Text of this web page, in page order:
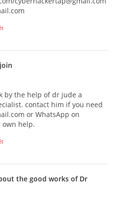
by the help of dr jude a
contact him if you need
or WhatsApp on
own help.
the good works of Dr